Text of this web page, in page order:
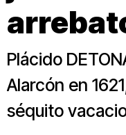
Plácido
Alarcón en
séquito